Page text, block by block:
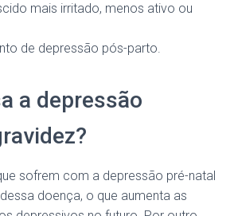
mais irritado, menos ativo ou
de depressão pós-parto.
a depressão
sofrem com a depressão pré-natal
doença, o que aumenta as